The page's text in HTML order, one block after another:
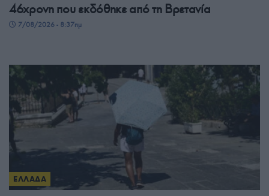
46χρονη που εκδόθηκε από τη Βρετανία
7/08/2026 - 8:37πμ
ΕΛΛΑΔΑ